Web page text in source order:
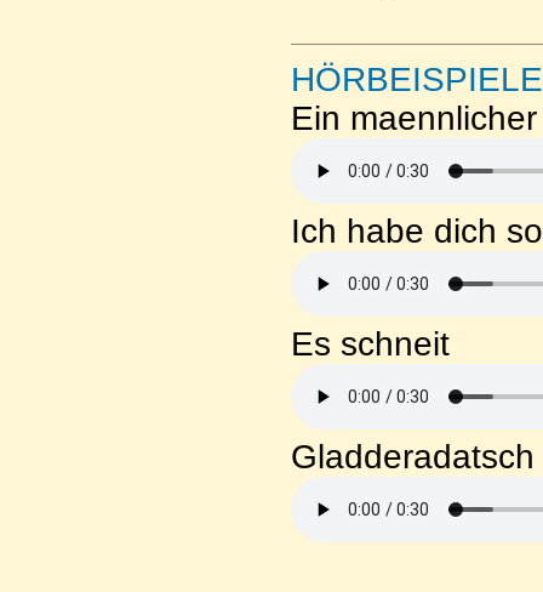
HÖRBEISPIELE
Ein
Ich habe dich
Es schneit
Gladderadatsch